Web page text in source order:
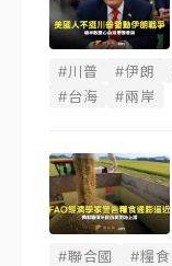
#川普 #伊朗
#台海
#兩岸
#聯合國 #糧食